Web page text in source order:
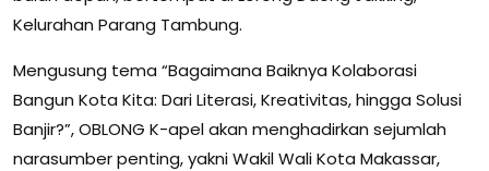
Kelurahan Parang Tambung.
Mengusung tema “Bagaimana Baiknya Kolaborasi
Bangun Kota Kita: Dari Literasi, Kreativitas, hingga Solusi
Banjir?”, OBLONG K-apel akan menghadirkan sejumlah
narasumber penting, yakni Wakil Wali Kota Makassar,